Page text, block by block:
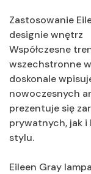
Zastosowanie
designie wnętrz
Współczesne
wszechstronne
doskonale
nowoczesnych
prezentuje się
prywatnych, jak
stylu.
Eileen Gray